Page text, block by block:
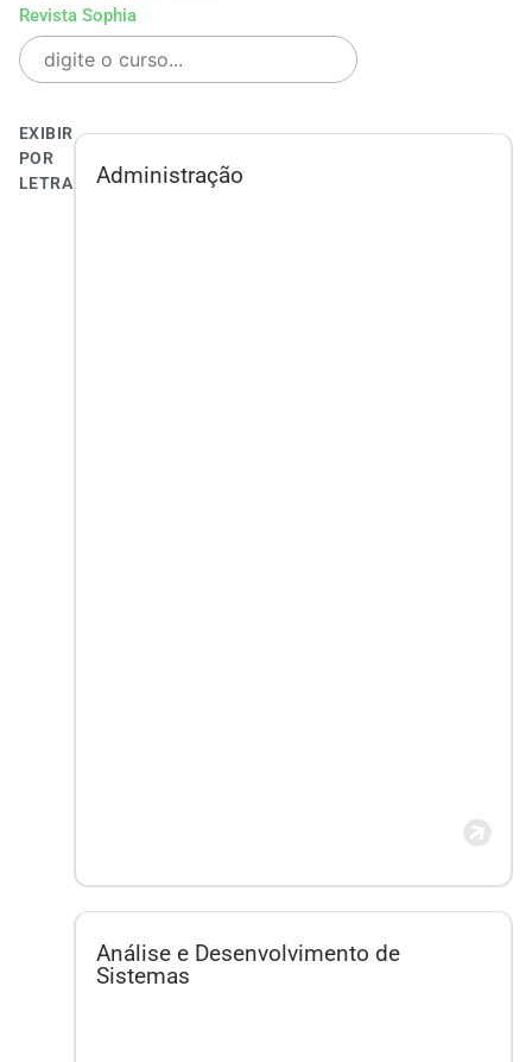
Revista Sophia
EXIBIR
POR
LETRA
Administração
Análise e Desenvolvimento de
Sistemas